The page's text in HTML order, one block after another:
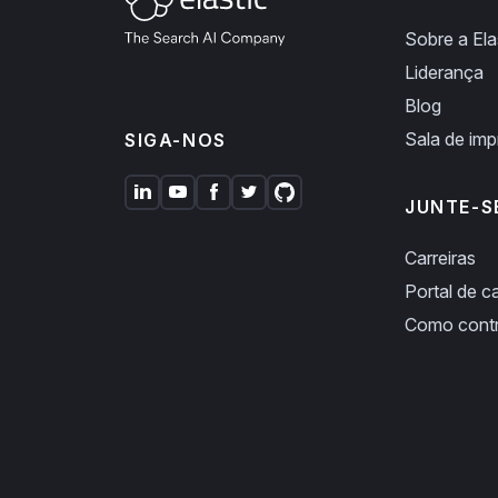
SIGA-NOS
Sobre a
Liderança
Blog
Sala de
JUNTE-
Carreiras
Portal de
Como